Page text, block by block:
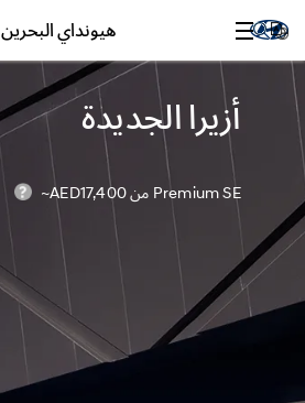
هيونداي البحرين
أزيرا الجديدة
Premium SE من AED17,400~